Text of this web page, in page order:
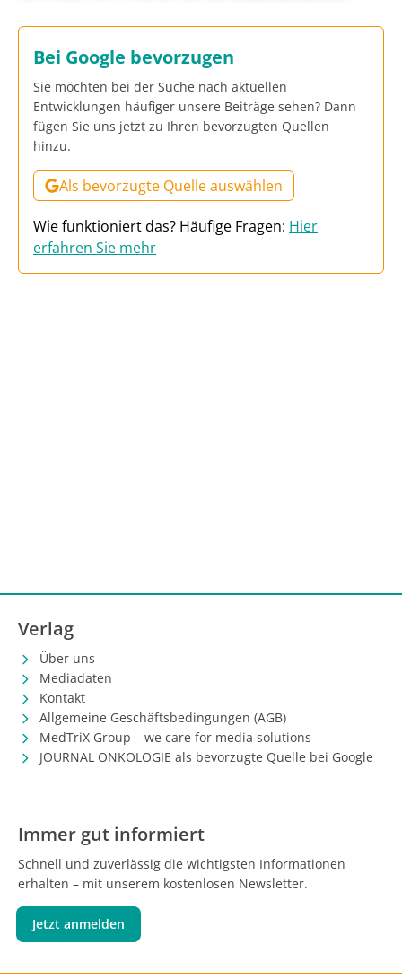
Bei Google bevorzugen
Sie möchten bei der Suche nach aktuellen
Entwicklungen häufiger unsere Beiträge sehen? Dann
fügen Sie uns jetzt zu Ihren bevorzugten Quellen
hinzu.
Als bevorzugte Quelle auswählen
Wie funktioniert das? Häufige Fragen: Hier
erfahren Sie mehr
Verlag
Über uns
Mediadaten
Kontakt
Allgemeine Geschäftsbedingungen (AGB)
MedTriX Group – we care for media solutions
JOURNAL ONKOLOGIE als bevorzugte Quelle bei Google
Immer gut informiert
Schnell und zuverlässig die wichtigsten Informationen
erhalten – mit unserem kostenlosen Newsletter.
Jetzt anmelden